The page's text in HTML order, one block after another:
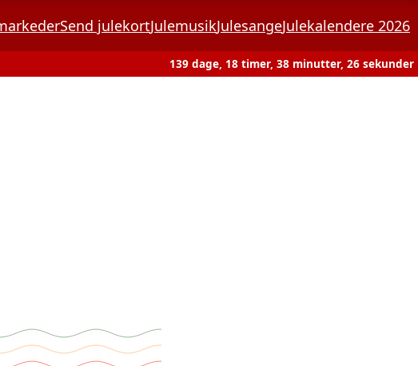
Send julekortJulemusikJulesangeJulekalendere 2026
139 dage, 18 timer, 38 minutter, 26 sekunder